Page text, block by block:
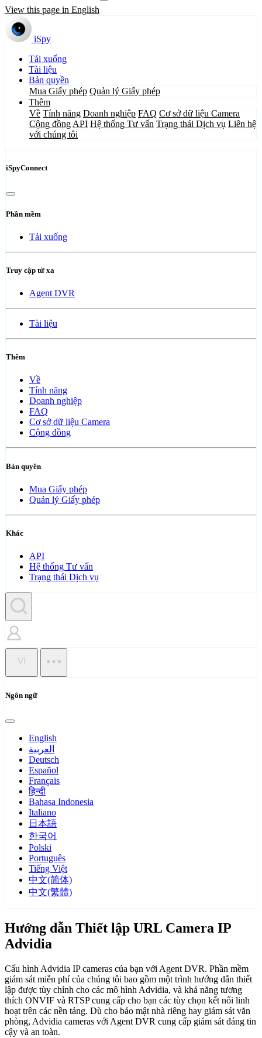
View this page in English
iSpy
Tải xuống
Tài liệu
Bản quyền
Mua Giấy phép Quản lý Giấy phép
Thêm
Về Tính năng Doanh nghiệp FAQ Cơ sở dữ liệu Camera
Cộng đồng API Hệ thống Tư vấn Trạng thái Dịch vụ Liên hệ
với chúng tôi
iSpyConnect
Phần mềm
Tải xuống
Truy cập từ xa
Agent DVR
Tài liệu
Thêm
Về
Tính năng
Doanh nghiệp
FAQ
Cơ sở dữ liệu Camera
Cộng đồng
Bản quyền
Mua Giấy phép
Quản lý Giấy phép
Khác
API
Hệ thống Tư vấn
Trạng thái Dịch vụ
VI
Ngôn ngữ
English
العربية
Deutsch
Español
Français
हिन्दी
Bahasa Indonesia
Italiano
日本語
한국어
Polski
Português
Tiếng Việt
中文(简体)
中文(繁體)
Hướng dẫn Thiết lập URL Camera IP
Advidia
Cấu hình Advidia IP cameras của bạn với Agent DVR. Phần mềm
giám sát miễn phí của chúng tôi bao gồm một trình hướng dẫn thiết
lập được tùy chỉnh cho các mô hình Advidia, và khả năng tương
thích ONVIF và RTSP cung cấp cho bạn các tùy chọn kết nối linh
hoạt trên các nền tảng. Dù cho bảo mật nhà riêng hay giám sát văn
phòng, Advidia cameras với Agent DVR cung cấp giám sát đáng tin
cậy và an toàn.